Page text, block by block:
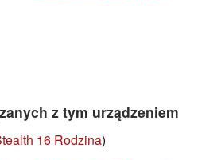
z tym urządzeniem
16 Rodzina)